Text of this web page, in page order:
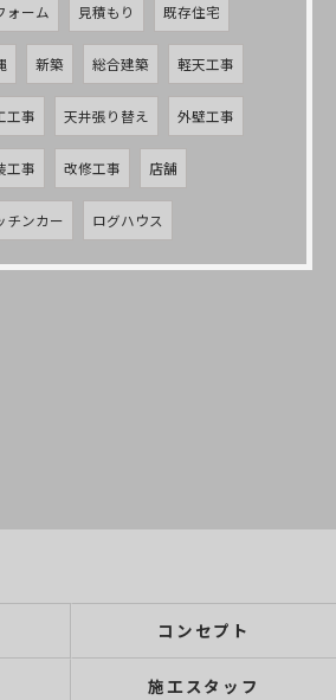
ォーム 見積もり 既存住宅
新築 総合建築 軽天工事
工事 天井張り替え 外壁工事
工事 改修工事 店舗
チンカー ログハウス
コンセプト
施工スタッフ